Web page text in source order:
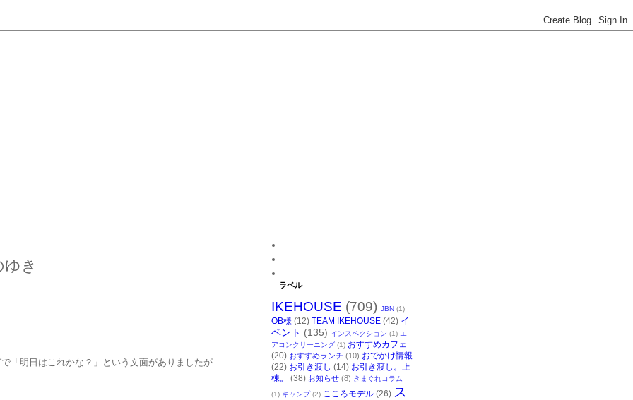
き
「明日はこれかな？」という文面がありましたが
ラベル
IKEHOUSE (709) JBN (1)
OB様 (12) TEAM IKEHOUSE (42) イ
ベント (135) インスペクション (1) エ
アコンクリーニング (1) おすすめカフェ
(20) おすすめランチ (10) おでかけ情報
(22) お引き渡し (14) お引き渡し。上
棟。
(38) お知らせ (8) きまぐれコラム
(1) キャンプ (2) こころモデル (26) ス